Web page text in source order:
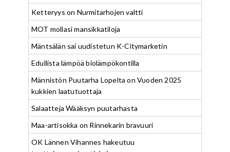
Ketteryys on Nurmitarhojen valtti
MOT mollasi mansikkatiloja
Mäntsälän sai uudistetun K-Citymarketin
Edullista lämpöä biolämpökontilla
Männistön Puutarha Lopelta on Vuoden 2025
kukkien laatutuottaja
Salaatteja Wääksyn puutarhasta
Maa-artisokka on Rinnekarin bravuuri
OK Lännen Vihannes hakeutuu